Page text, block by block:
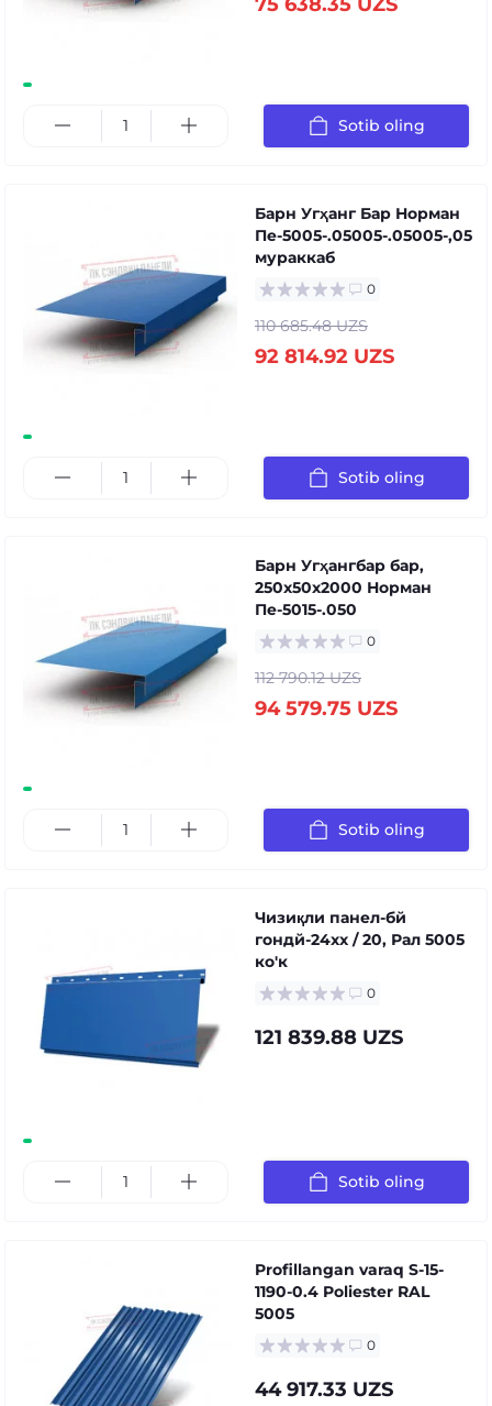
Sotib oling
Барн Угҳанг Бар Норман
Пе-5005-.05005-.05005-,05
мураккаб
0
110 685.48 UZS
92 814.92 UZS
Sotib oling
Барн Угҳангбар бар,
250x50x2000 Норман
Пе-5015-.050
0
112 790.12 UZS
94 579.75 UZS
Sotib oling
Чизиқли панел-бй
гондй-24xx / 20, Рал 5005
ко'к
0
121 839.88 UZS
Sotib oling
Profillangan varaq S-15-
1190-0.4 Poliester RAL
5005
0
44 917.33 UZS